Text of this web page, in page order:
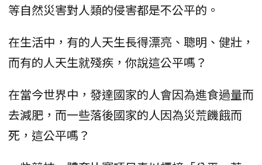
等自然災害對人類的侵害都是不公平的。
在生活中，有的人天生長得漂亮、聰明、健壯，
而有的人天生就殘疾，你說這公平嗎？
在當今世界中，發達國家的人會因為進食過量而
去減肥，而一些落後國家的人因為災荒饑餓而
死，這公平嗎？